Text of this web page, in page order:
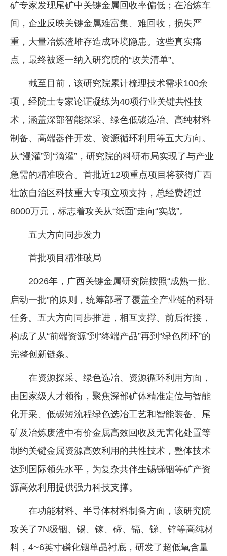
矿专家发现尾矿中关键金属回收率偏低；在冶炼车
间，企业反映关键金属难富集、难回收，损失严
重，大量冶炼渣堆存造成环境隐患。这些真实痛
点，最终被逐一纳入研究院的“攻关清单”。
截至目前，该研究院累计梳理技术需求100余
项，经院士专家论证凝练为40项行业关键共性技
术，涵盖深部智能探采、绿色低碳选冶、高纯材料
制备、高端器件开发、资源循环利用等五大方向。
从“漫灌”到“滴灌”，研究院的科研布局实现了与产业
急需的精准咬合。首批近12项重点项目将获得广西
壮族自治区科技重大专项立项支持，总经费超过
8000万元，标志着攻关从“纸面”走向“实战”。
五大方向同步发力
首批项目精准破局
2026年，广西关键金属研究院按照“成熟一批、
启动一批”的原则，统筹部署了覆盖全产业链的科研
任务。五大方向同步推进，相互支撑、前后衔接，
构成了从“前端资源”到“终端产品”再到“绿色闭环”的
完整创新链条。
在资源探采、绿色选冶、资源循环利用方面，
由国家级人才领衔，聚焦深部矿体精准定位与智能
化开采、低碳短流程绿色选冶工艺和智能装备、尾
矿及冶炼废渣中有价金属高效回收及无害化处置等
制约关键金属资源高效利用的共性技术，整体技术
达到国际领先水平，为复杂共伴生锡锑铟等矿产资
源高效利用提供强力科技支撑。
在功能材料、半导体材料制备方面，该研究院
攻关了7N级铟、锡、镓、碲、镉、锑、锌等高纯材
料，4~6英寸磷化铟单晶衬底，研发了超低氧含量